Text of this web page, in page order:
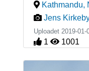
Kathmandu,
Jens
Uploadet 2019-
1 1001